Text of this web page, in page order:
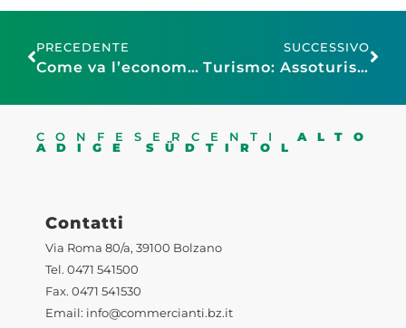
PRECEDENTE
Come va l’economia italiana: la nota Istat Novembre – Dicembre 2025
SUCCESSIVO
Turismo: Assoturismo-CST, 2025 verso record di presenze straniere, stimate in 271 milioni (+6,7%), spesa a 57,1 miliardi. Si conferma la forza del brand Italia
CONFESERCENTI ALTO
ADIGE SÜDTIROL
Contatti
Via Roma 80/a, 39100 Bolzano
Tel. 0471 541500
Fax. 0471 541530
Email: info@commercianti.bz.it